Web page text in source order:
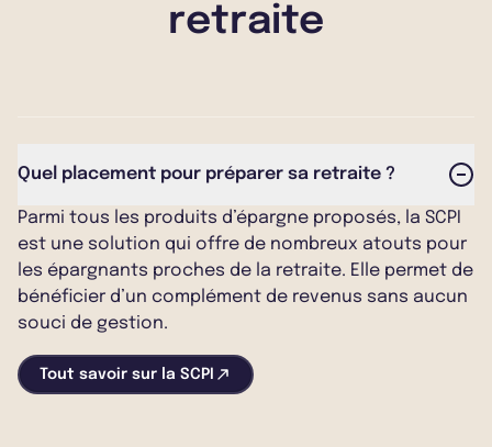
retraite
Quel placement pour préparer sa retraite ?
Parmi tous les produits d’épargne proposés, la SCPI
est une solution qui offre de nombreux atouts pour
les épargnants proches de la retraite. Elle permet de
bénéficier d’un complément de revenus sans aucun
souci de gestion.
Tout savoir sur la SCPI